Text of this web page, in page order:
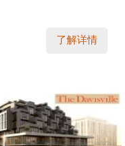
了解详情